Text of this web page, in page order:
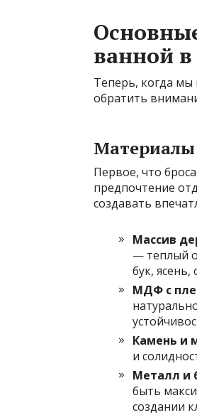
ванной в
Теперь, когда мы
обратить
Материалы
Первое, что
предпочтение
создавать
Массив
— теплый
бук,
МДФ с
Камень и
и
Металл и
быть
создании